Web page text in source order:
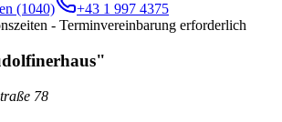
(1040)
+43 1 997 4375
- Terminvereinbarung erforderlich
78